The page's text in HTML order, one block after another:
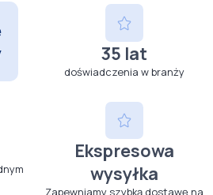
35 lat
doświadczenia w branży
Ekspresowa
wysyłka
Zapewniamy szybką dostawę na